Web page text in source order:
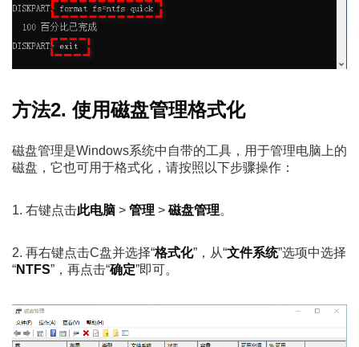
方法2. 使用磁盘管理格式化
磁盘管理是Windows系统中自带的工具，用于管理电脑上的
磁盘，它也可用于格式化，请按照以下步骤操作：
1. 右键点击此电脑 > 管理 > 磁盘管理。
2. 再右键点击C盘并选择“格式化”，从“文件系统”选项中选择
“NTFS”，再点击“确定”即可。